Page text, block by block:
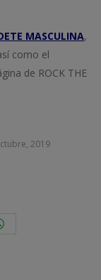
MASCULINA,
como el
de ROCK THE
2019